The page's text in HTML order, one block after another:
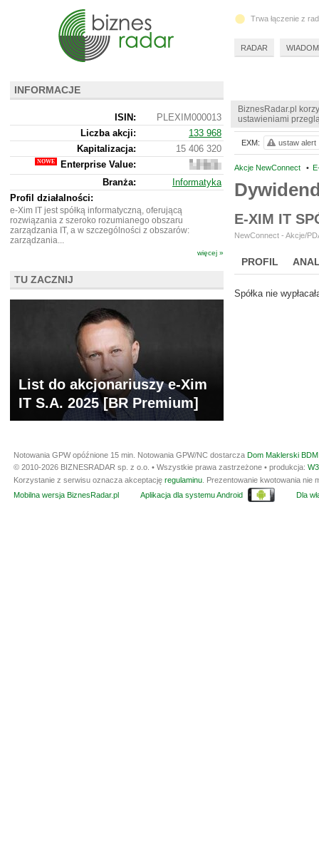
BiznesRadar.pl
ustawieniami
Akcje NewConnect •
E-XIM IT
NewConnect - Akcje/
PROFIL
Spółka nie
EXM: ustaw alert
INFORMACJE
ISIN:
PLEXIM000013
Liczba akcji:
133 968
Kapitalizacja:
15 406 320
Enterprise Value:
11
221
320
Branża:
Informatyka
Profil działalności:
e-Xim IT jest spółką informatyczną, oferującą
rozwiązania z szeroko rozumianego obszaru
zarządzania IT, a w szczególności z obszarów:
zarządzania...
więcej »
TU ZACZNIJ
List do akcjonariuszy e-Xim
IT S.A. 2025 [BR Premium]
Trwa łączenie z
RADAR
Notowania GPW opóźnione 15 min. Notowania GPW/NC dostarcza Dom Maklerski
© 2010-2026 BIZNESRADAR sp. z o.o. • Wszystkie prawa zastrzeżone • produkcja:
Korzystanie z serwisu oznacza akceptację regulaminu . Prezentowanie kwotowania
Mobilna wersja BiznesRadar.pl
Aplikacja dla systemu Android Dla